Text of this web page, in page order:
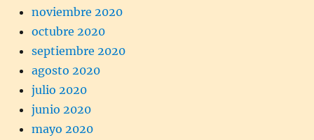
noviembre 2020
octubre 2020
septiembre 2020
agosto 2020
julio 2020
junio 2020
mayo 2020